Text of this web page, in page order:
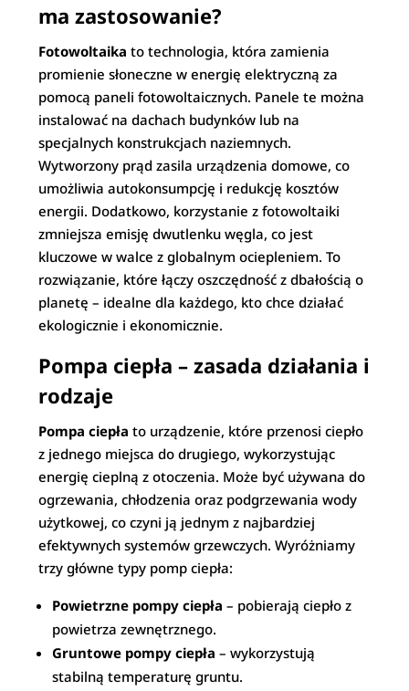
ma zastosowanie?
Fotowoltaika to technologia, która zamienia
promienie słoneczne w energię elektryczną za
pomocą paneli fotowoltaicznych. Panele te można
instalować na dachach budynków lub na
specjalnych konstrukcjach naziemnych.
Wytworzony prąd zasila urządzenia domowe, co
umożliwia autokonsumpcję i redukcję kosztów
energii. Dodatkowo, korzystanie z fotowoltaiki
zmniejsza emisję dwutlenku węgla, co jest
kluczowe w walce z globalnym ociepleniem. To
rozwiązanie, które łączy oszczędność z dbałością o
planetę – idealne dla każdego, kto chce działać
ekologicznie i ekonomicznie.
Pompa ciepła – zasada działania i
rodzaje
Pompa ciepła to urządzenie, które przenosi ciepło
z jednego miejsca do drugiego, wykorzystując
energię cieplną z otoczenia. Może być używana do
ogrzewania, chłodzenia oraz podgrzewania wody
użytkowej, co czyni ją jednym z najbardziej
efektywnych systemów grzewczych. Wyróżniamy
trzy główne typy pomp ciepła:
Powietrzne pompy ciepła – pobierają ciepło z
powietrza zewnętrznego.
Gruntowe pompy ciepła – wykorzystują
stabilną temperaturę gruntu.